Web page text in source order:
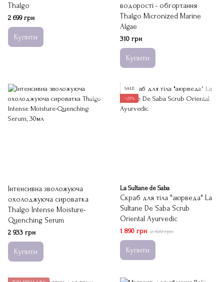
Thalgo
2 699 грн
Купити
водорості - обгортання
Thalgo Micronized Marine
Algae
310 грн
Купити
Інтенсивна зволожуюча
охолоджуюча сироватка
Thalgo Intense Moisture-
Quenching Serum
2 933 грн
Купити
SALE
−21%
La Sultane de Saba
Скраб для тіла "аюрведа" La
Sultane De Saba Scrub
Oriental Ayurvedic
1 890 грн 2 400 грн
Купити